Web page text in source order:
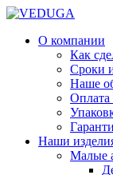
О компании
Как
Сроки
Наше
Оплата
Наши
Малые